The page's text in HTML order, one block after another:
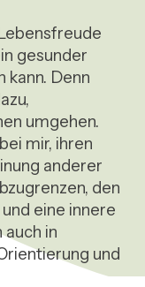
gesunder
kann. Denn
umgehen.
mir, ihren
anderer
den
eine innere
auch in
und